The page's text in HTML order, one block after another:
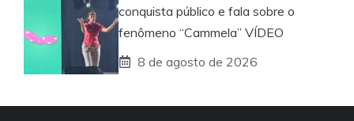
conquista público e fala sobre o
fenômeno “Cammela” VÍDEO
8 de agosto de 2026